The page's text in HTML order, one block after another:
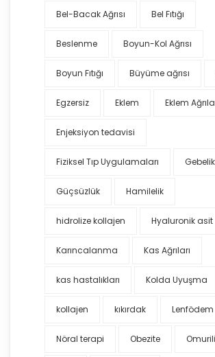
Bel-Bacak Ağrısı Bel Fıtığı
Beslenme Boyun-Kol Ağrısı
Boyun Fıtığı Büyüme ağrısı
Egzersiz Eklem Eklem
Enjeksiyon tedavisi
Fiziksel Tıp Uygulamaları Gebelik
Güçsüzlük Hamilelik
hidrolize kollajen Hyaluronik asit
Karıncalanma Kas Ağrıları
kas hastalıkları Kolda Uyuşma
kollajen kıkırdak Lenfödem
Nöral terapi Obezite